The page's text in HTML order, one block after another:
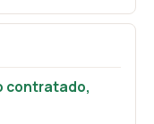
contratado,